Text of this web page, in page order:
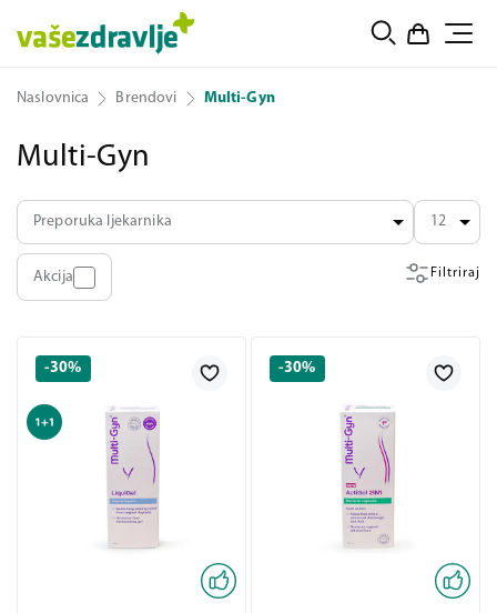
Naslovnica Brendovi Multi-Gyn
Multi-Gyn
Filtriraj
Akcija
Preporuka ljekarnika 12
-30% -30%